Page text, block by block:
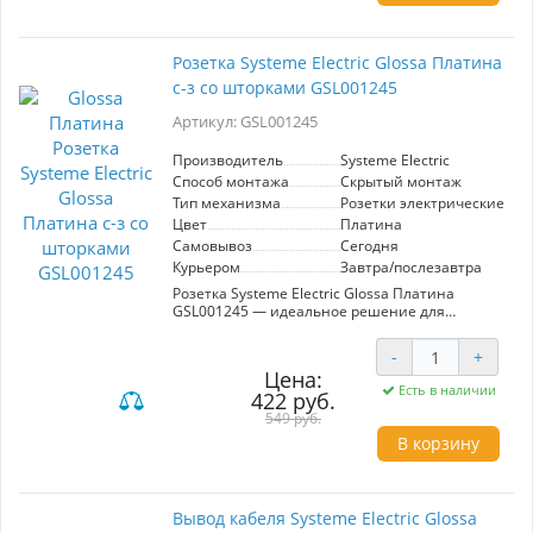
изображения и звука. Обеспечьте своему
медиа-пространству современный и стильный
вид с этой розеткой.
Розетка Systeme Electric Glossa Платина
с-з со шторками GSL001245
Артикул: GSL001245
Производитель
Systeme Electric
Способ монтажа
Скрытый монтаж
Тип механизма
Розетки электрические
Цвет
Платина
Самовывоз
Сегодня
Курьером
Завтра/послезавтра
Розетка Systeme Electric Glossa Платина
GSL001245 — идеальное решение для
платиновым цветом и встроенными
шторками, она не только привносит стиль в
любое пространство, но и обеспечивает
безопасность, предотвращая случайные
контакты с электрическими контактами. Эта
розетка идеально подходит для жилых и
офисных помещений, обеспечивая надежное
приборов. Благодаря высокому качеству
материалов и продуманному дизайну, она
станет незаменимым элементом в вашем
Цена:
422 руб.
549 руб.
- +
Есть в наличии
В корзину
Вывод кабеля Systeme Electric Glossa